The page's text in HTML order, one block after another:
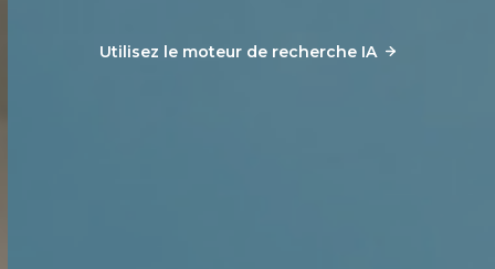
Utilisez le moteur de recherche IA